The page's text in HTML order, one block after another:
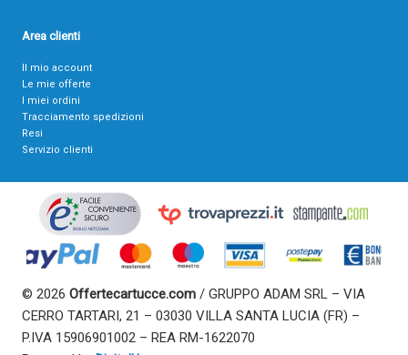
Area clienti
Il mio account
Le mie offerte
I miei ordini
Tracciamento spedizioni
Resi
Servizio clienti
© 2026 Offertecartucce.com / GRUPPO ADAM SRL – VIA
CERRO TARTARI, 21 – 03030 VILLA SANTA LUCIA (FR) –
P.IVA 15906901002 – REA RM-1622070